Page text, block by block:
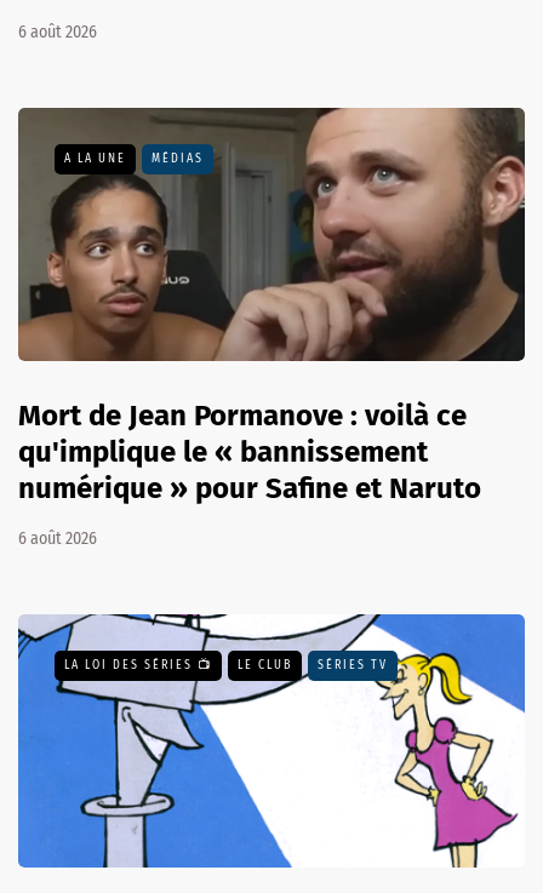
6 août 2026
A LA UNE MÉDIAS
Mort de Jean Pormanove : voilà ce
qu'implique le « bannissement
numérique » pour Safine et Naruto
6 août 2026
LA LOI DES SÉRIES 📺 LE CLUB SÉRIES TV